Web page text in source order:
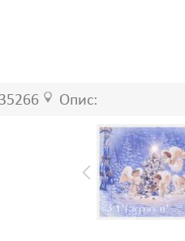
35266 Опис: